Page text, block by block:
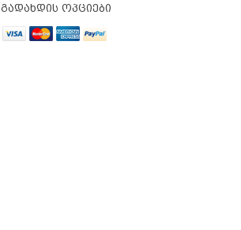
გადახდის ოპციები